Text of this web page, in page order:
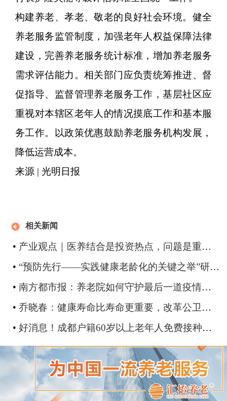
构建养老、孝老、敬老的良好社会环境。健全
养老服务监管制度，加强老年人权益保障法律
建设，完善养老服务统计标准，增加养老服务
需求评估能力。相关部门应负责统筹推进、督
促指导、监督管理养老服务工作，基层社区应
重视对本辖区老年人的情况摸底工作和基本服
务工作。以政策优惠鼓励养老服务机构发展，
降低运营成本。
来源 | 光明日报
相关新闻
• 产业观点｜医养结合是投资热点，问题是重在“养”，还是重在“医”？
• “预防先行——实践健康老龄化的关键之举”研讨会举行
• 南方都市报：养老院如何守护最后一道疫情防线？放开后谁为老人感染负责？
• 乔晓春：健康寿命比寿命更重要，改革公卫体制，追赶老龄化速度
• 好消息！成都户籍60岁以上老年人免费接种肺炎疫苗